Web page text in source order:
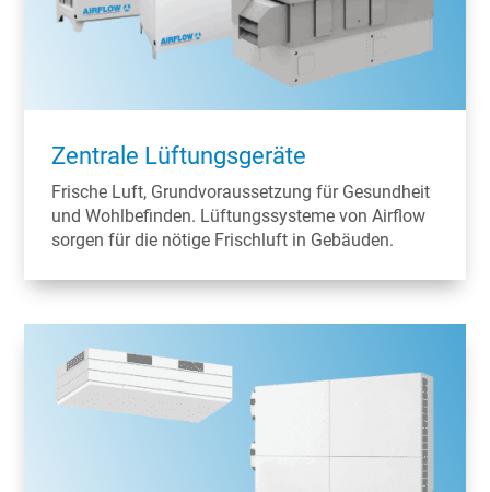
Zentrale Lüftungsgeräte
Frische Luft, Grundvoraussetzung für Gesundheit
und Wohlbefinden. Lüftungssysteme von Airflow
sorgen für die nötige Frischluft in Gebäuden.